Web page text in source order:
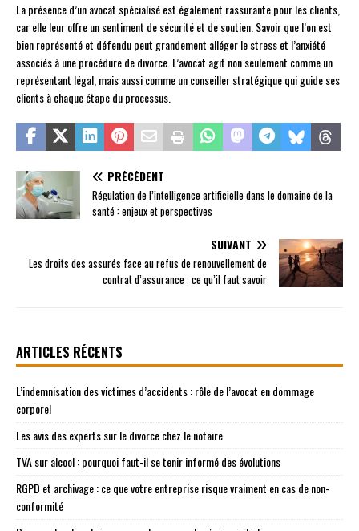
La présence d’un avocat spécialisé est également rassurante pour les clients,
car elle leur offre un sentiment de sécurité et de soutien. Savoir que l’on est
bien représenté et défendu peut grandement alléger le stress et l’anxiété
associés à une procédure de divorce. L’avocat agit non seulement comme un
représentant légal, mais aussi comme un conseiller stratégique qui guide ses
clients à chaque étape du processus.
PRÉCÉDENT
Régulation de l’intelligence artificielle dans le domaine de la
santé : enjeux et perspectives
SUIVANT
Les droits des assurés face au refus de renouvellement de
contrat d’assurance : ce qu’il faut savoir
ARTICLES RÉCENTS
L’indemnisation des victimes d’accidents : rôle de l’avocat en dommage
corporel
Les avis des experts sur le divorce chez le notaire
TVA sur alcool : pourquoi faut-il se tenir informé des évolutions
RGPD et archivage : ce que votre entreprise risque vraiment en cas de non-
conformité